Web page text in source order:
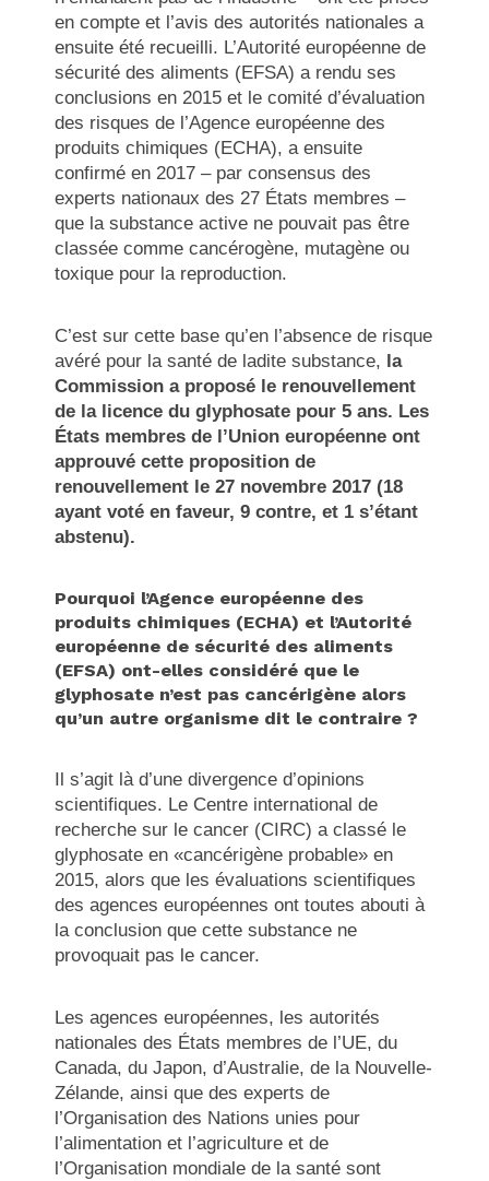
en compte et l’avis des autorités nationales a
ensuite été recueilli. L’Autorité européenne de
sécurité des aliments (EFSA) a rendu ses
conclusions en 2015 et le comité d’évaluation
des risques de l’Agence européenne des
produits chimiques (ECHA), a ensuite
confirmé en 2017 – par consensus des
experts nationaux des 27 États membres –
que la substance active ne pouvait pas être
classée comme cancérogène, mutagène ou
toxique pour la reproduction.
C’est sur cette base qu’en l’absence de risque
avéré pour la santé de ladite substance, la
Commission a proposé le renouvellement
de la licence du glyphosate pour 5 ans. Les
États membres de l’Union européenne ont
approuvé cette proposition de
renouvellement le 27 novembre 2017 (18
ayant voté en faveur, 9 contre, et 1 s’étant
abstenu).
Pourquoi l’Agence européenne des
produits chimiques (ECHA) et l’Autorité
européenne de sécurité des aliments
(EFSA) ont-elles considéré que le
glyphosate n’est pas cancérigène alors
qu’un autre organisme dit le contraire ?
Il s’agit là d’une divergence d’opinions
scientifiques. Le Centre international de
recherche sur le cancer (CIRC) a classé le
glyphosate en «cancérigène probable» en
2015, alors que les évaluations scientifiques
des agences européennes ont toutes abouti à
la conclusion que cette substance ne
provoquait pas le cancer.
Les agences européennes, les autorités
nationales des États membres de l’UE, du
Canada, du Japon, d’Australie, de la Nouvelle-
Zélande, ainsi que des experts de
l’Organisation des Nations unies pour
l’alimentation et l’agriculture et de
l’Organisation mondiale de la santé sont